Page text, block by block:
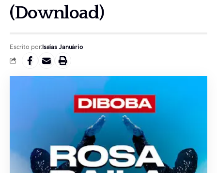
(Download)
Escrito por:Isaías Januário